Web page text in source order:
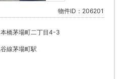
物件ID：206201
橋茅場町二丁目4-3
線茅場町駅